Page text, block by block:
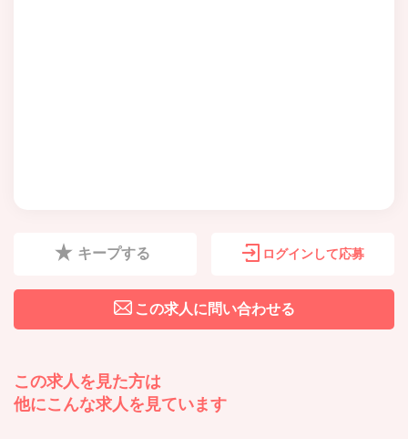
キープする ログインして応募
この求人に問い合わせる
この求人を見た方は
他にこんな求人を見ています